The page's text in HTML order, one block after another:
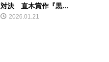
対決 直木賞作『黒...
2026.01.21